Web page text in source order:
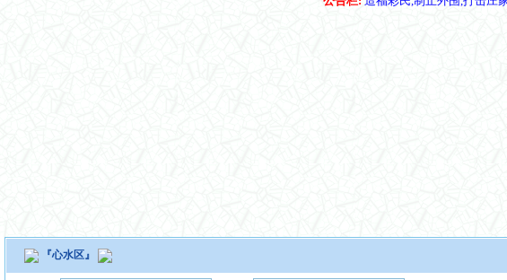
『心水区』